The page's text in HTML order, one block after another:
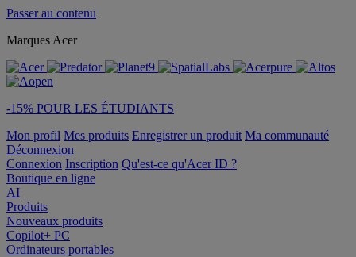
Passer au contenu
Marques Acer
-15% POUR LES ÉTUDIANTS
Mon profil Mes produits Enregistrer un produit Ma communauté
Déconnexion
Connexion Inscription Qu'est-ce qu'Acer ID ?
Boutique en ligne
AI
Produits
Nouveaux produits
Copilot+ PC
Ordinateurs portables